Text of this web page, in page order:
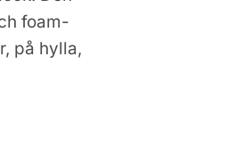
foam-
på hylla,
för konstväxter mängd